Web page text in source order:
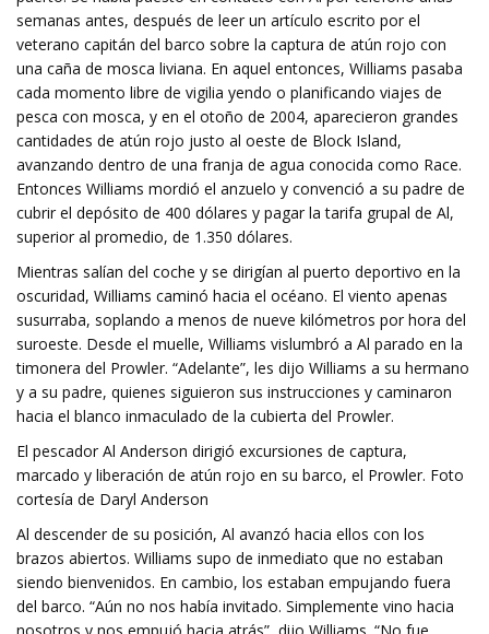
semanas antes, después de leer un artículo escrito por el
veterano capitán del barco sobre la captura de atún rojo con
una caña de mosca liviana. En aquel entonces, Williams pasaba
cada momento libre de vigilia yendo o planificando viajes de
pesca con mosca, y en el otoño de 2004, aparecieron grandes
cantidades de atún rojo justo al oeste de Block Island,
avanzando dentro de una franja de agua conocida como Race.
Entonces Williams mordió el anzuelo y convenció a su padre de
cubrir el depósito de 400 dólares y pagar la tarifa grupal de Al,
superior al promedio, de 1.350 dólares.
Mientras salían del coche y se dirigían al puerto deportivo en la
oscuridad, Williams caminó hacia el océano. El viento apenas
susurraba, soplando a menos de nueve kilómetros por hora del
suroeste. Desde el muelle, Williams vislumbró a Al parado en la
timonera del Prowler. “Adelante”, les dijo Williams a su hermano
y a su padre, quienes siguieron sus instrucciones y caminaron
hacia el blanco inmaculado de la cubierta del Prowler.
El pescador Al Anderson dirigió excursiones de captura,
marcado y liberación de atún rojo en su barco, el Prowler. Foto
cortesía de Daryl Anderson
Al descender de su posición, Al avanzó hacia ellos con los
brazos abiertos. Williams supo de inmediato que no estaban
siendo bienvenidos. En cambio, los estaban empujando fuera
del barco. “Aún no nos había invitado. Simplemente vino hacia